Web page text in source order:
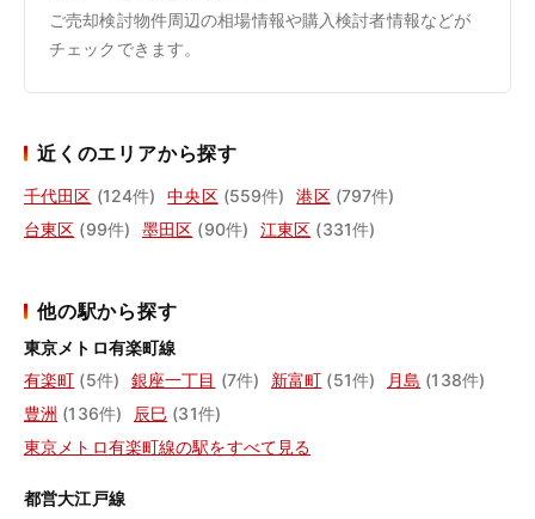
ご売却検討物件周辺の相場情報や購入検討者情報などが
チェックできます。
近くのエリアから探す
千代田区 (124件) 中央区 (559件) 港区 (797件)
台東区 (99件) 墨田区 (90件) 江東区 (331件)
他の駅から探す
東京メトロ有楽町線
有楽町 (5件) 銀座一丁目 (7件) 新富町 (51件) 月島 (138件)
豊洲 (136件) 辰巳 (31件)
東京メトロ有楽町線の駅をすべて見る
都営大江戸線